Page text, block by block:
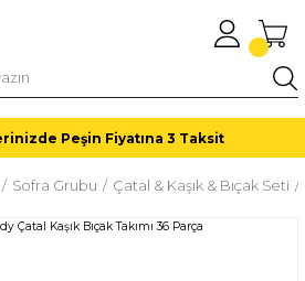
Peşin Fiyatına 3 Taksit
Sofra Grubu Çatal & Kaşık & Bıçak Seti